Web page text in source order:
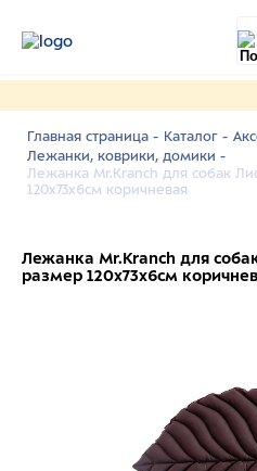
Главная страница - Каталог -
Лежанки, коврики, домики -
Лежанка Mr.Kranch для собак
120х73х6см коричневая
Лежанка Mr.Kranch для
размер 120х73х6см